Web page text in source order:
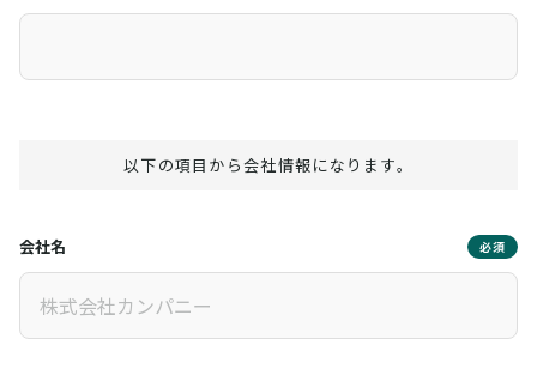
以下の項目から会社情報になります。
会社名 必須